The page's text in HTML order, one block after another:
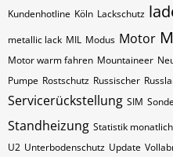
Kundenhotline Köln Lackschutz
metallic lack MIL Modus Motor
Motor warm fahren Mountaineer
Pumpe Rostschutz Russischer
Servicerückstellung SIM
Standheizung Statistik monatlich
U2 Unterbodenschutz Update